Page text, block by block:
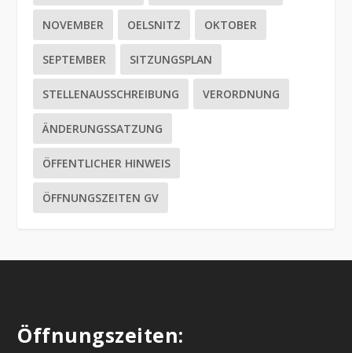
NOVEMBER OELSNITZ OKTOBER
SEPTEMBER SITZUNGSPLAN
STELLENAUSSCHREIBUNG VERORDNUNG
ÄNDERUNGSSATZUNG
ÖFFENTLICHER HINWEIS
ÖFFNUNGSZEITEN GV
Öffnungszeiten: